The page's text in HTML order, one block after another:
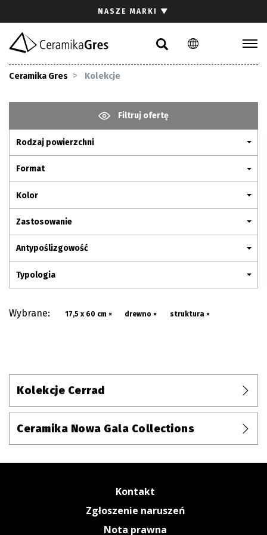
PL EN DE
NASZE MARKI ▼
Ceramika Gres Kolekcje
Filtruj ofertę
Rodzaj powierzchni
Format
Kolor
Zastosowanie
Antypoślizgowość
Typologia
Wybrane: 17,5 x 60 cm × drewno × struktura ×
Kolekcje Cerrad
Ceramika Nowa Gala Collections
Kontakt
Zgłoszenie naruszeń
Nota prawna
Pliki do pobrania